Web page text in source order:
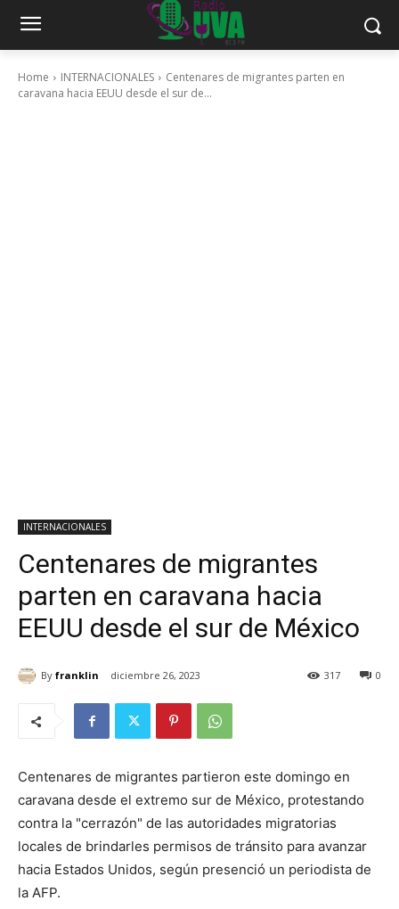
Home INTERNACIONALES
Centenares de migrantes parten en
caravana hacia EEUU desde el sur de...
INTERNACIONALES
Centenares de migrantes
parten en caravana hacia
EEUU desde el sur de México
By franklin diciembre 26, 2023 0
317
Centenares de migrantes partieron este domingo en
caravana desde el extremo sur de México, protestando
contra la "cerrazón" de las autoridades migratorias
locales de brindarles permisos de tránsito para avanzar
hacia Estados Unidos, según presenció un periodista de
la AFP.